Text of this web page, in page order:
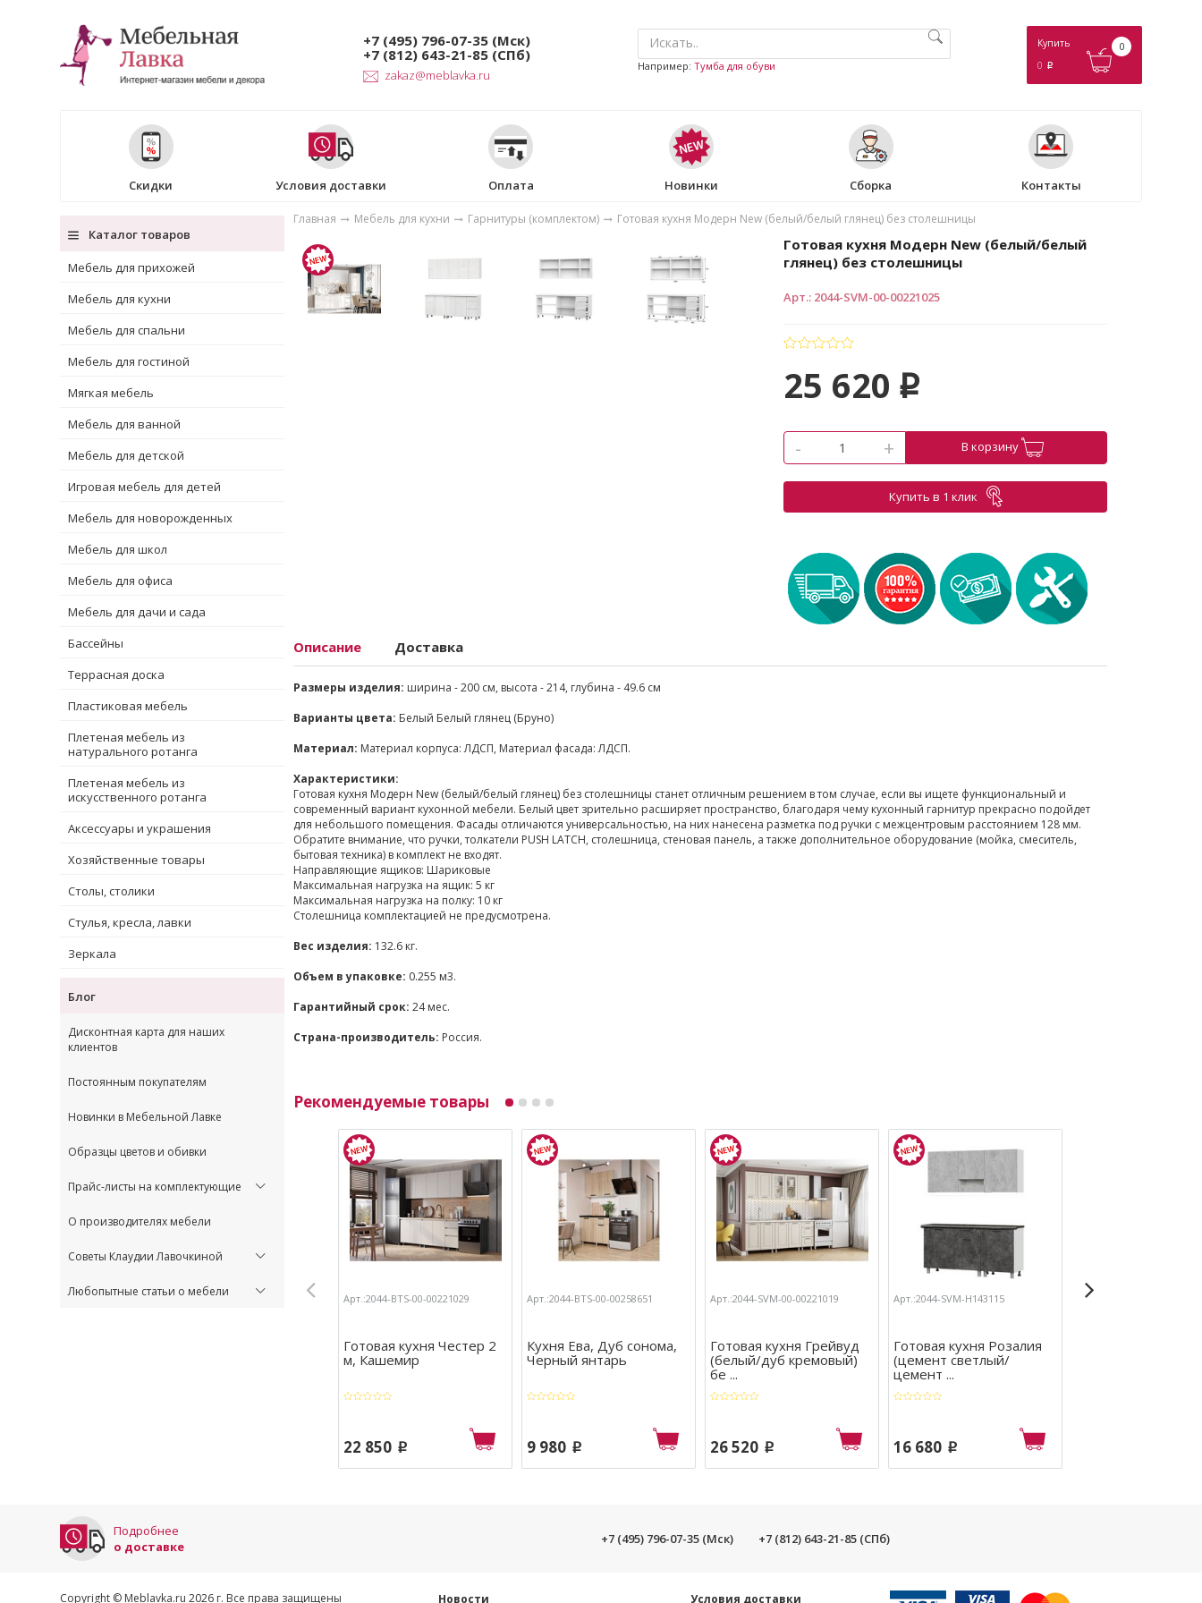
+7 (495) 796-07-35 (Мск)
+7 (812) 643-21-85 (СПб)
zakaz@meblavka.ru
Например: Тумба для обуви
Купить
0 p
0
Скидки Условия доставки Оплата Новинки Сборка Контакты
Каталог товаров
Мебель для прихожей
Мебель для кухни
Мебель для спальни
Мебель для гостиной
Мягкая мебель
Мебель для ванной
Мебель для детской
Игровая мебель для детей
Мебель для новорожденных
Мебель для школ
Мебель для офиса
Мебель для дачи и сада
Бассейны
Террасная доска
Пластиковая мебель
Плетеная мебель из
натурального ротанга
Плетеная мебель из
искусственного ротанга
Аксессуары и украшения
Хозяйственные товары
Столы, столики
Стулья, кресла, лавки
Зеркала
Блог
Дисконтная карта для наших
клиентов
Постоянным покупателям
Новинки в Мебельной Лавке
Образцы цветов и обивки
Прайс-листы на комплектующие
О производителях мебели
Советы Клаудии Лавочкиной
Любопытные статьи о мебели
Главная Мебель для кухни Гарнитуры (комплектом) Готовая кухня Модерн New (белый/белый глянец) без столешницы
Готовая кухня Модерн New (белый/белый
глянец) без столешницы
Арт.: 2044-SVM-00-00221025
25 620 p
- + В корзину
Купить в 1 клик
Описание Доставка
Размеры изделия: ширина - 200 см, высота - 214, глубина - 49.6 см
Варианты цвета: Белый Белый глянец (Бруно)
Материал: Материал корпуса: ЛДСП, Материал фасада: ЛДСП.
Характеристики:
Готовая кухня Модерн New (белый/белый глянец) без столешницы станет отличным решением в том случае, если вы ищете функциональный и
современный вариант кухонной мебели. Белый цвет зрительно расширяет пространство, благодаря чему кухонный гарнитур прекрасно подойдет
для небольшого помещения. Фасады отличаются универсальностью, на них нанесена разметка под ручки с межцентровым расстоянием 128 мм.
Обратите внимание, что ручки, толкатели PUSH LATCH, столешница, стеновая панель, а также дополнительное оборудование (мойка, смеситель,
бытовая техника) в комплект не входят.
Направляющие ящиков: Шариковые
Максимальная нагрузка на ящик: 5 кг
Максимальная нагрузка на полку: 10 кг
Столешница комплектацией не предусмотрена.
Вес изделия: 132.6 кг.
Объем в упаковке: 0.255 м3.
Гарантийный срок: 24 мес.
Страна-производитель: Россия.
Рекомендуемые товары
Арт.:2044-BTS-00-00221029
Готовая кухня Честер 2
м, Кашемир
22 850 p
Арт.:2044-BTS-00-00258651
Кухня Ева, Дуб сонома,
Черный янтарь
9 980 p
Арт.:2044-SVM-00-00221019
Готовая кухня Грейвуд
(белый/дуб кремовый)
бе ...
26 520 p
Арт.:2044-SVM-Н143115
Готовая кухня Розалия
(цемент светлый/
цемент ...
16 680 p
Арт.:2044-SVM-00-
Подробнее
о доставке
+7 (495) 796-07-35 (Мск) +7 (812) 643-21-85 (СПб)
Copyright © Meblavka.ru 2026 г. Все права защищены Новости Условия доставки